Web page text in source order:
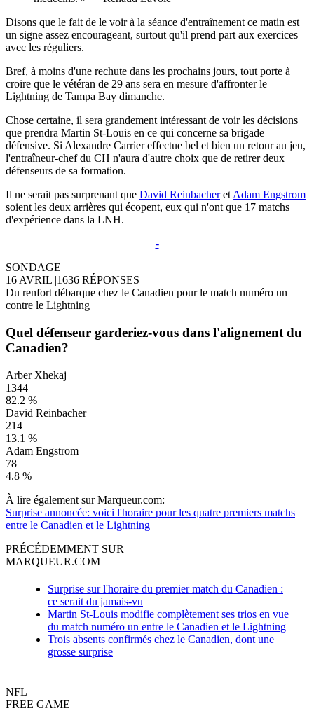
Disons que le fait de le voir à la séance d'entraînement ce matin est
un signe assez encourageant, surtout qu'il prend part aux exercices
avec les réguliers.
Bref, à moins d'une rechute dans les prochains jours, tout porte à
croire que le vétéran de 29 ans sera en mesure d'affronter le
Lightning de Tampa Bay dimanche.
Chose certaine, il sera grandement intéressant de voir les décisions
que prendra Martin St-Louis en ce qui concerne sa brigade
défensive. Si Alexandre Carrier effectue bel et bien un retour au jeu,
l'entraîneur-chef du CH n'aura d'autre choix que de retirer deux
défenseurs de sa formation.
Il ne serait pas surprenant que David Reinbacheret Adam Engstrom
soient les deux arrières qui écopent, eux qui n'ont que 17 matchs
d'expérience dans la LNH.
-
SONDAGE
16 AVRIL |1636 RÉPONSES
Du renfort débarque chez le Canadien pour le match numéro un
contre le Lightning
Quel défenseur garderiez-vous dans l'alignement du
Canadien?
Arber Xhekaj
1344
82.2 %
David Reinbacher
214
13.1 %
Adam Engstrom
78
4.8 %
À lire également sur Marqueur.com:
Surprise annoncée: voici l'horaire pour les quatre premiers matchs
entre le Canadien et le Lightning
PRÉCÉDEMMENT SUR
MARQUEUR.COM
Surprise sur l'horaire du premier match du Canadien :
ce serait du jamais-vu
Martin St-Louis modifie complètement ses trios en vue
du match numéro un entre le Canadien et le Lightning
Trois absents confirmés chez le Canadien, dont une
grosse surprise
NFL
FREE GAME